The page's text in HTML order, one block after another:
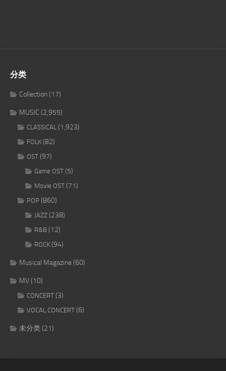
分类
Collection(17)
MUSIC (2,955)
CLASSICAL (1,923)
FOLK (82)
OST (97)
Game OST (5)
Movie OST (71)
POP (860)
JAZZ (238)
R&B (12)
ROCK (94)
Musical Magazine(60)
MV(10)
CONCERT (3)
VOCAL CONCERT (6)
未分类(21)